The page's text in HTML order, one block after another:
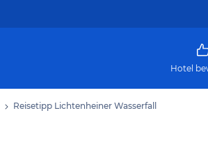
Hotel
Reisetipp Lichtenheiner Wasserfall